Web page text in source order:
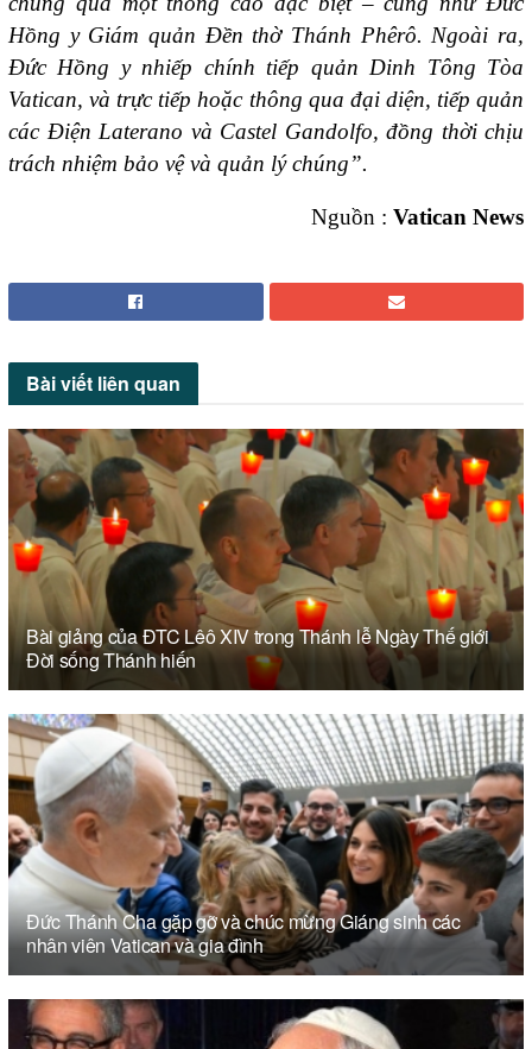
Hồng y Giám quản Đền thờ Thánh Phêrô. Ngoài ra,
Đức Hồng y nhiếp chính tiếp quản Dinh Tông Tòa
Vatican, và trực tiếp hoặc thông qua đại diện, tiếp quản
các Điện Laterano và Castel Gandolfo, đồng thời chịu
trách nhiệm bảo vệ và quản lý chúng”.
Nguồn : Vatican News
Bài viết liên quan
Bài giảng của ĐTC Lêô XIV trong Thánh lễ Ngày Thế giới
Đời sống Thánh hiến
Đức Thánh Cha gặp gỡ và chúc mừng Giáng sinh các
nhân viên Vatican và gia đình